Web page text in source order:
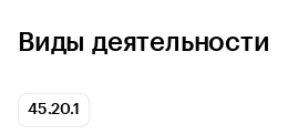
Виды деятельности
45.20.1